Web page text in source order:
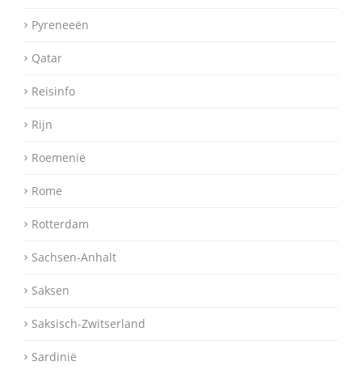
Pyreneeën
Qatar
Reisinfo
Rijn
Roemenië
Rome
Rotterdam
Sachsen-Anhalt
Saksen
Saksisch-Zwitserland
Sardinië